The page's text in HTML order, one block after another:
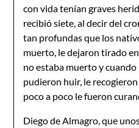
con vida tenían graves
recibió siete, al decir del
tan profundas que los
muerto, le dejaron tirado
no estaba muerto y
pudieron huir, le
poco a poco le fueron
Diego de Almagro, que